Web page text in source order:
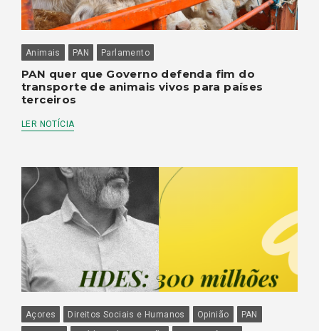
Animais PAN Parlamento
PAN quer que Governo defenda fim do
transporte de animais vivos para países
terceiros
LER NOTÍCIA
Açores Direitos Sociais e Humanos Opinião
PAN